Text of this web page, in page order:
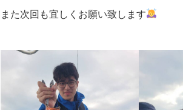
また次回も宜しくお願い致します